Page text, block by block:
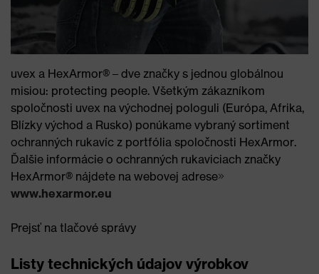
uvex a HexArmor® – dve značky s jednou globálnou
misiou: protecting people. Všetkým zákazníkom
spoločnosti uvex na východnej pologuli (Európa, Afrika,
Blízky východ a Rusko) ponúkame vybraný sortiment
ochranných rukavíc z portfólia spoločnosti HexArmor.
Ďalšie informácie o ochranných rukaviciach značky
HexArmor® nájdete na webovej adrese
www.hexarmor.eu
Prejsť na tlačové správy
Listy technických údajov výrobkov